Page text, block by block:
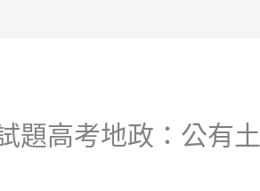
題高考地政：公有